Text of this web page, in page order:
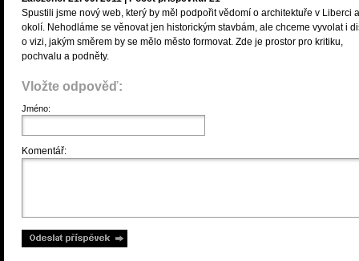
Spustili jsme nový web, který by měl podpořit vědomí o architektuře v Liberci
okolí. Nehodláme se věnovat jen historickým stavbám, ale chceme vyvolat i
o vizi, jakým směrem by se mělo město formovat. Zde je prostor pro kritiku,
pochvalu a podněty.
Vložte odpověď:
Jméno:
Komentář: